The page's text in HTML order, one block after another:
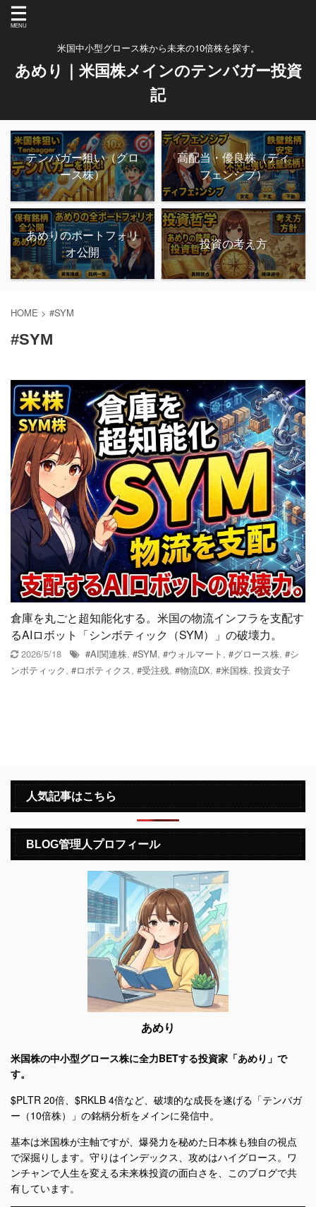
米国中小型グロース株から未来の10倍株を探す。
あめり｜米国株メインのテンバガー投資
記
テンバガー狙い（グロ
ース株）
高配当・優良株（ディ
フェンシブ）
あめりのポートフォリ
オ公開
投資の考え方
HOME > #SYM
#SYM
倉庫を丸ごと超知能化する。米国の物流インフラを支配す
るAIロボット「シンボティック（SYM）」の破壊力。
2026/5/18 #AI関連株, #SYM, #ウォルマート , #グロース株, #シ
ンボティック, #ロボティクス, #受注残, #物流DX, #米国株, 投資女子
人気記事はこちら
BLOG管理人プロフィール
あめり
米国株の中小型グロース株に全力BETする投資家「あめり」で
す。
$PLTR 20倍、$RKLB 4倍など、破壊的な成長を遂げる「テンバガ
ー（10倍株）」の銘柄分析をメインに発信中。
基本は米国株が主軸ですが、爆発力を秘めた日本株も独自の視点
で深掘りします。守りはインデックス、攻めはハイグロース。ワ
ンチャンで人生を変える未来株投資の面白さを、このブログで共
有しています。